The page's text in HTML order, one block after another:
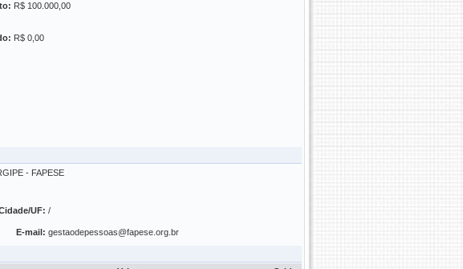
R$ 100.000,00
R$ 0,00
- FAPESE
UF: /
E-mail: gestaodepessoas@fapese.org.br